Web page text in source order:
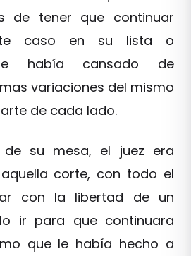
de tener que continuar
caso en su lista o
había cansado de
variaciones del mismo
de cada lado.
de su mesa, el juez era
corte, con todo el
con la libertad de un
ir para que continuara
que le había hecho a